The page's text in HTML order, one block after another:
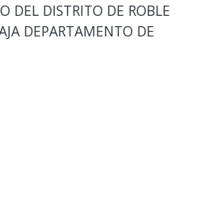
DEL DISTRITO DE ROBLE
DEPARTAMENTO DE